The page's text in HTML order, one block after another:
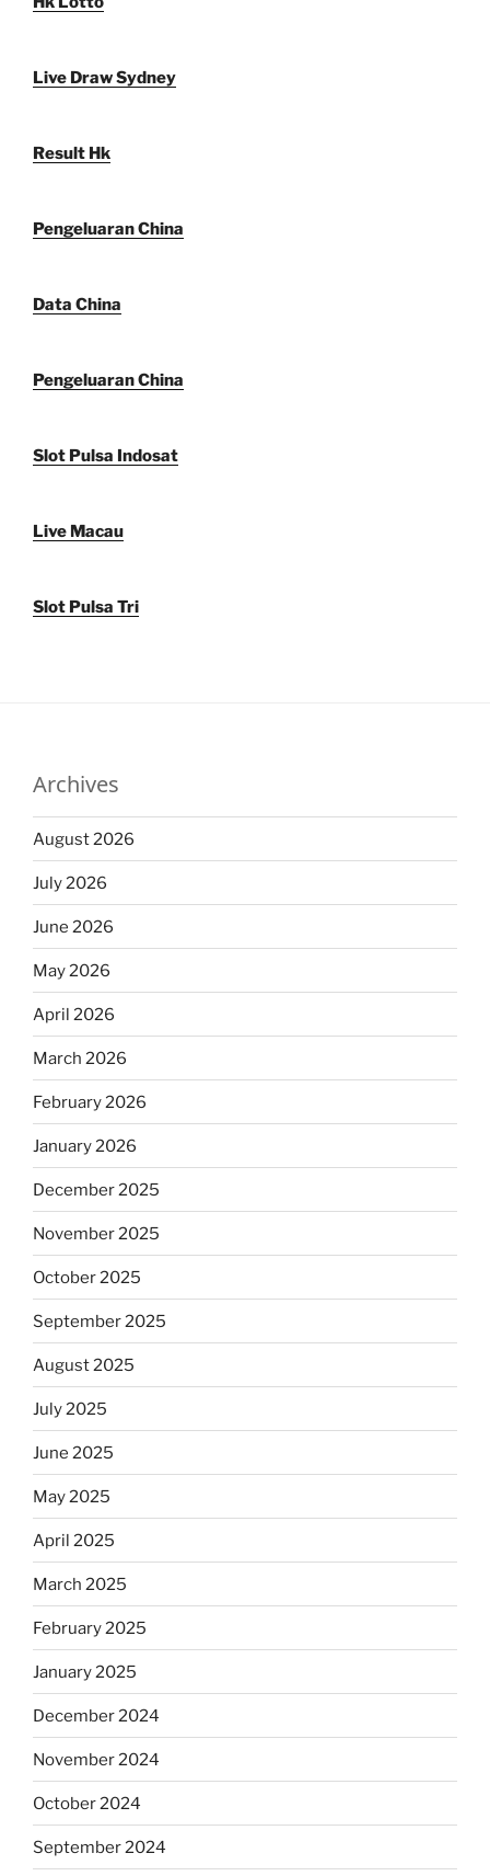
Live Draw Sydney
Result Hk
Pengeluaran China
Data China
Pengeluaran China
Slot Pulsa Indosat
Live Macau
Slot Pulsa Tri
Archives
August 2026
July 2026
June 2026
May 2026
April 2026
March 2026
February 2026
January 2026
December 2025
November 2025
October 2025
September 2025
August 2025
July 2025
June 2025
May 2025
April 2025
March 2025
February 2025
January 2025
December 2024
November 2024
October 2024
September 2024